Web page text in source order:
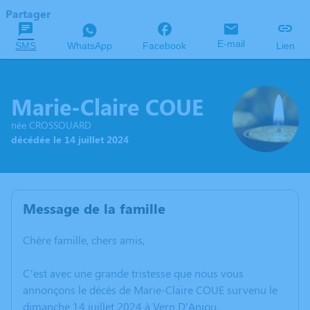
Partager
SMS WhatsApp Facebook E-mail Lien
Marie-Claire COUE
née CROSSOUARD
décédée le 14 juillet 2024
Message de la famille
Chère famille, chers amis,
C’est avec une grande tristesse que nous vous
annonçons le décès de Marie-Claire COUE survenu le
dimanche 14 juillet 2024 à Vern D'Anjou.